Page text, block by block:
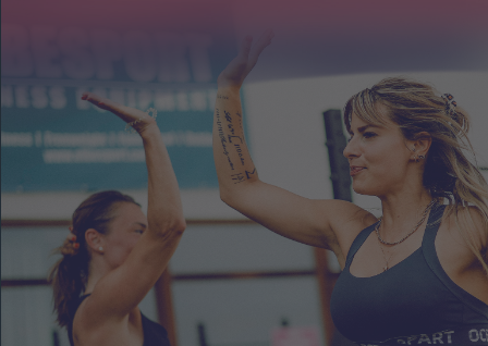
START UP
HOT IRON®
KORCE®
YONGA®